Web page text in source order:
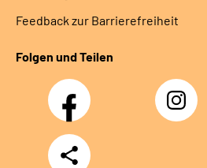
Feedback zur Barrierefreiheit
Folgen und Teilen
Facebook Instagram
Teilen